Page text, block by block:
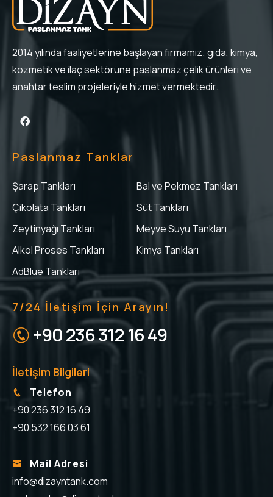
2014 yılında faaliyetlerine başlayan firmamız; gıda, kimya,
kozmetik ve ilaç sektörüne paslanmaz çelik ürünleri ve
anahtar teslim projeleriyle hizmet vermektedir.
Paslanmaz Tanklar
Şarap Tankları
Bal ve Pekmez Tankları
Çikolata Tankları
Süt Tankları
Zeytinyağı Tankları
Meyve Suyu Tankları
Alkol Proses Tankları
Kimya Tankları
AdBlue Tankları
7/24 İletişim İçin Arayın!
+90 236 312 16 49
İletişim Bilgileri
Telefon
+90 236 312 16 49
+90 532 166 03 61
Mail Adresi
info@dizayntank.com